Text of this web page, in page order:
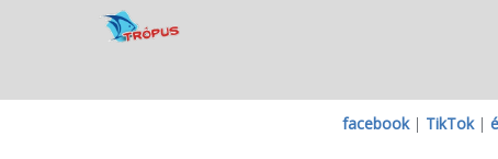
facebook| TikTok|